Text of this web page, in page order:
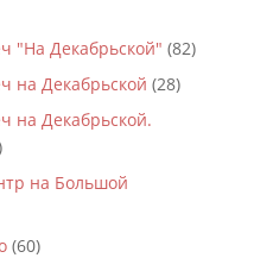
"На Декабрьской" (82)
на Декабрьской (28)
на Декабрьской.
на Большой
(60)